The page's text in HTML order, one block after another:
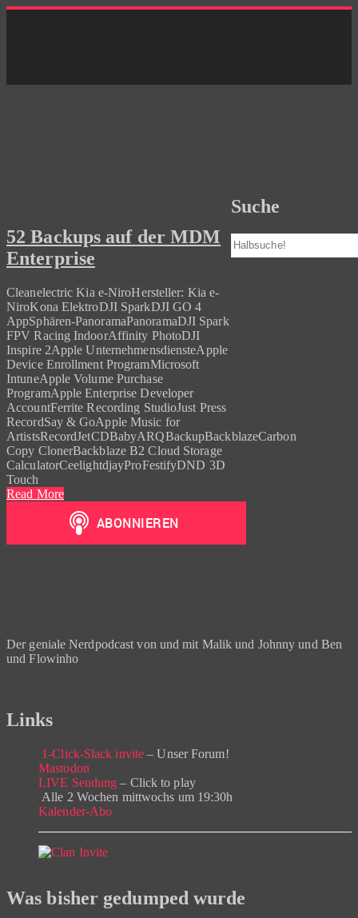
Skip
52 Backups auf der MDM
Enterprise
Cleanelectric Kia e-NiroHersteller: Kia e-
NiroKona ElektroDJI SparkDJI GO 4
AppSphären-PanoramaPanoramaDJI Spark
FPV Racing IndoorAffinity PhotoDJI
Inspire 2Apple UnternehmensdiensteApple
Device Enrollment ProgramMicrosoft
IntuneApple Volume Purchase
ProgramApple Enterprise Developer
AccountFerrite Recording StudioJust Press
RecordSay & GoApple Music for
ArtistsRecordJetCDBabyARQBackupBackblazeCarbon
Copy ClonerBackblaze B2 Cloud Storage
CalculatorCeelightdjayProFestifyDND 3D
Touch
Read More
Suche
Suchen
Der geniale Nerdpodcast von und mit Malik und Johnny und Ben
und Flowinho
Links
1-Click-Slack invite – Unser Forum!
Mastodon
LIVE Sendung – Click to play
Alle 2 Wochen mittwochs um 19:30h
Kalender-Abo
Was bisher gedumped wurde